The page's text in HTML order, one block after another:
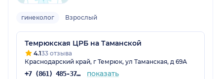
гинеколог Взрослый
Темрюкская ЦРБ на Таманской
4.133 отзыва
Краснодарский край, г Темрюк, ул Таманская, д 69А
+7 (861) 485-37-14 показать